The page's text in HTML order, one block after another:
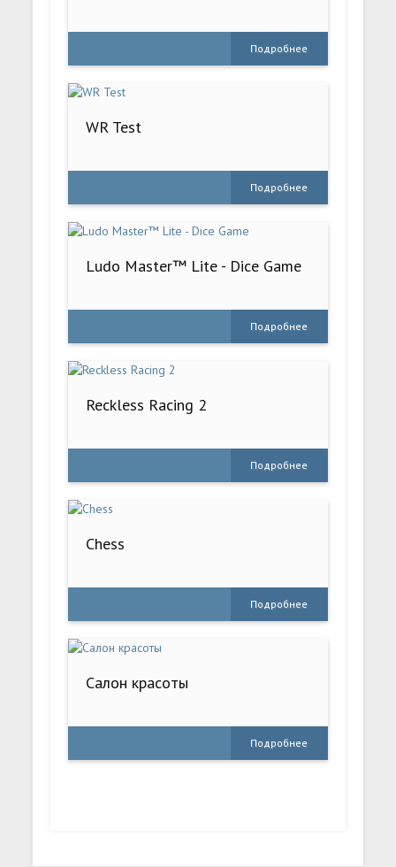
Подробнее
WR Test
Подробнее
Ludo Master™ Lite - Dice Game
Подробнее
Reckless Racing 2
Подробнее
Chess
Подробнее
Салон красоты
Подробнее